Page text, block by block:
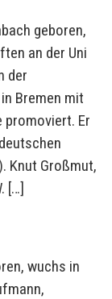
geboren,
an der Uni
der
Bremen mit
promoviert. Er
Knut Großmut,
[…]
wuchs in